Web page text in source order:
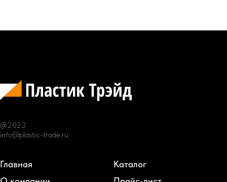
@2023
info@plastic-trade.ru
Главная
Каталог